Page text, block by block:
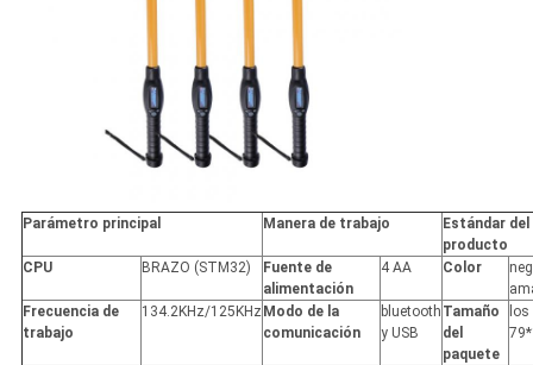
Parámetro principal Manera de trabajo
Estándar del
producto
CPU
BRAZO (STM32)
Fuente de
alimentación
4 AA Color
Frecuencia de
trabajo
134.2KHz/125KHz Modo de la
comunicación
bluetooth
y USB
Tamaño
del
paquete
los